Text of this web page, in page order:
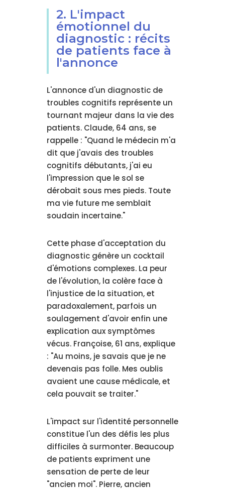
2. L'impact
émotionnel du
diagnostic : récits
de patients face à
l'annonce
L'annonce d'un diagnostic de
troubles cognitifs représente un
tournant majeur dans la vie des
patients. Claude, 64 ans, se
rappelle : "Quand le médecin m'a
dit que j'avais des troubles
cognitifs débutants, j'ai eu
l'impression que le sol se
dérobait sous mes pieds. Toute
ma vie future me semblait
soudain incertaine."
Cette phase d'acceptation du
diagnostic génère un cocktail
d'émotions complexes. La peur
de l'évolution, la colère face à
l'injustice de la situation, et
paradoxalement, parfois un
soulagement d'avoir enfin une
explication aux symptômes
vécus. Françoise, 61 ans, explique
: "Au moins, je savais que je ne
devenais pas folle. Mes oublis
avaient une cause médicale, et
cela pouvait se traiter."
L'impact sur l'identité personnelle
constitue l'un des défis les plus
difficiles à surmonter. Beaucoup
de patients expriment une
sensation de perte de leur
"ancien moi". Pierre, ancien